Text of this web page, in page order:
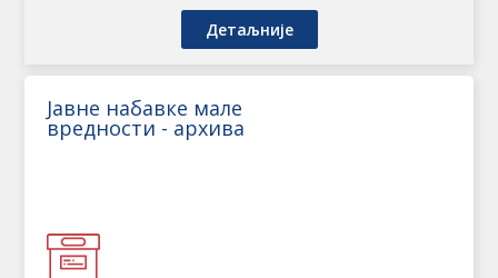
Детаљније
Јавне набавке мале
вредности - архива